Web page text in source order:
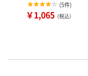
(5件)
￥1,065 （税込）